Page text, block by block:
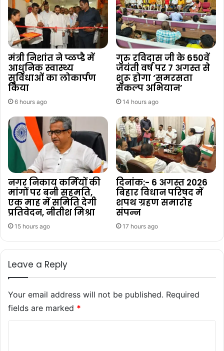
मंत्री निशांत ने प्ळप्डै में
आधुनिक स्वास्थ्य
सुविधाओं का लोकार्पण
किया
6 hours ago
गुरु रविदास जी के 650वें
जयंती वर्ष पर 7 अगस्त से
शुरू होगा ‘समरसता
संकल्प अभियान’
14 hours ago
नगर निकाय कर्मियों की
मांगों पर बनी सहमति,
एक माह में समिति देगी
प्रतिवेदन, नीतीश मिश्रा
15 hours ago
दिनांक:- 6 अगस्त 2026
बिहार विधान परिषद में
शपथ ग्रहण समारोह
संपन्न
17 hours ago
Leave a Reply
Your email address will not be published. Required
fields are marked *